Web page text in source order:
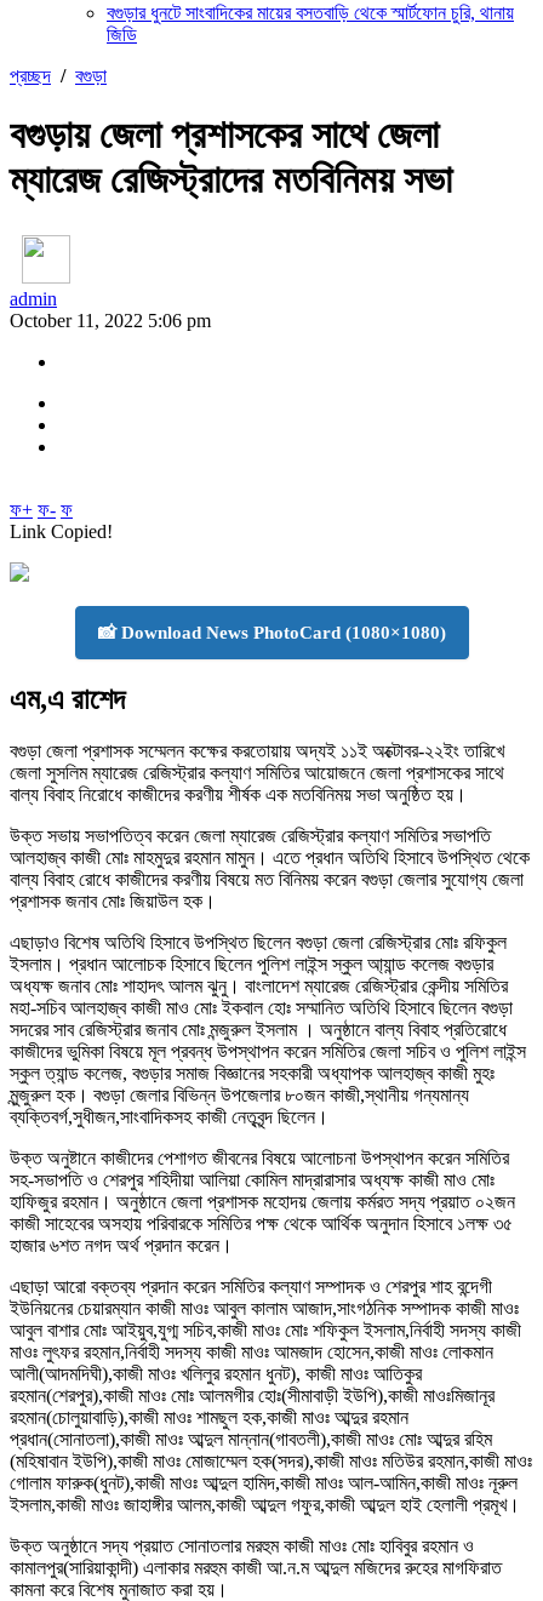
বগুড়ার ধুনটে সাংবাদিকের মায়ের বসতবাড়ি থেকে স্মার্টফোন চুরি, থানায়
জিডি
প্রচ্ছদ / বগুড়া
বগুড়ায় জেলা প্রশাসকের সাথে জেলা
ম্যারেজ রেজিস্ট্রাদের মতবিনিময় সভা
admin
October 11, 2022 5:06 pm
ফ+ ফ- ফ
Link Copied!
📸 Download News PhotoCard (1080×1080)
এম,এ রাশেদ
বগুড়া জেলা প্রশাসক সম্মেলন কক্ষের করতোয়ায় অদ্যই ১১ই অক্টোবর-২২ইং তারিখে
জেলা সুসলিম ম্যারেজ রেজিস্ট্রার কল্যাণ সমিতির আয়োজনে জেলা প্রশাসকের সাথে
বাল্য বিবাহ নিরোধে কাজীদের করণীয় শীর্ষক এক মতবিনিময় সভা অনুষ্ঠিত হয়।
উক্ত সভায় সভাপতিত্ব করেন জেলা ম্যারেজ রেজিস্ট্রার কল্যাণ সমিতির সভাপতি
আলহাজ্ব কাজী মোঃ মাহমুদুর রহমান মামুন। এতে প্রধান অতিথি হিসাবে উপস্থিত থেকে
বাল্য বিবাহ রোধে কাজীদের করণীয় বিষয়ে মত বিনিময় করেন বগুড়া জেলার সুযোগ্য জেলা
প্রশাসক জনাব মোঃ জিয়াউল হক।
এছাড়াও বিশেষ অতিথি হিসাবে উপস্থিত ছিলেন বগুড়া জেলা রেজিস্ট্রার মোঃ রফিকুল
ইসলাম। প্রধান আলোচক হিসাবে ছিলেন পুলিশ লাইন্স স্কুল আ্যান্ড কলেজ বগুড়ার
অধ্যক্ষ জনাব মোঃ শাহাদৎ আলম ঝুনু। বাংলাদেশ ম্যারেজ রেজিস্ট্রার কেন্দীয় সমিতির
মহা-সচিব আলহাজ্ব কাজী মাও মোঃ ইকবাল হোঃ সম্মানিত অতিথি হিসাবে ছিলেন বগুড়া
সদরের সাব রেজিস্ট্রার জনাব মোঃ মন্জুরুল ইসলাম । অনুষ্ঠানে বাল্য বিবাহ প্রতিরোধে
কাজীদের ভুমিকা বিষয়ে মূল প্রবন্ধ উপস্থাপন করেন সমিতির জেলা সচিব ও পুলিশ লাইন্স
স্কুল ত্যান্ড কলেজ, বগুড়ার সমাজ বিজ্ঞানের সহকারী অধ্যাপক আলহাজ্ব কাজী মুহঃ
মুন্জুরুল হক। বগুড়া জেলার বিভিন্ন উপজেলার ৮০জন কাজী,স্থানীয় গন্যমান্য
ব্যক্তিবর্গ,সুধীজন,সাংবাদিকসহ কাজী নেতৃবৃন্দ ছিলেন।
উক্ত অনুষ্টানে কাজীদের পেশাগত জীবনের বিষয়ে আলোচনা উপস্থাপন করেন সমিতির
সহ-সভাপতি ও শেরপুর শহিদীয়া আলিয়া কোমিল মাদ্রারাসার অধ্যক্ষ কাজী মাও মোঃ
হাফিজুর রহমান। অনুষ্ঠানে জেলা প্রশাসক মহোদয় জেলায় কর্মরত সদ্য প্রয়াত ০২জন
কাজী সাহেবের অসহায় পরিবারকে সমিতির পক্ষ থেকে আর্থিক অনুদান হিসাবে ১লক্ষ ৩৫
হাজার ৬শত নগদ অর্থ প্রদান করেন।
এছাড়া আরো বক্তব্য প্রদান করেন সমিতির কল্যাণ সম্পাদক ও শেরপুর শাহ বন্দেগী
ইউনিয়নের চেয়ারম্যান কাজী মাওঃ আবুল কালাম আজাদ,সাংগঠনিক সম্পাদক কাজী মাওঃ
আবুল বাশার মোঃ আইয়ুব,যুগ্ম সচিব,কাজী মাওঃ মোঃ শফিকুল ইসলাম,নির্বাহী সদস্য কাজী
মাওঃ লুৎফর রহমান,নির্বাহী সদস্য কাজী মাওঃ আমজাদ হোসেন,কাজী মাওঃ লোকমান
আলী(আদমদিঘী),কাজী মাওঃ খলিলুর রহমান ধুনট), কাজী মাওঃ আতিকুর
রহমান(শেরপুর),কাজী মাওঃ মোঃ আলমগীর হোঃ(সীমাবাড়ী ইউপি),কাজী মাওঃমিজানূর
রহমান(চোলুয়াবাড়ি),কাজী মাওঃ শামছুল হক,কাজী মাওঃ আব্দুর রহমান
প্রধান(সোনাতলা),কাজী মাওঃ আব্দুল মান্নান(গাবতলী),কাজী মাওঃ মোঃ আব্দুর রহিম
(মহিষাবান ইউপি),কাজী মাওঃ মোজাম্মেল হক(সদর),কাজী মাওঃ মতিউর রহমান,কাজী মাওঃ
গোলাম ফারুক(ধুনট),কাজী মাওঃ আব্দুল হামিদ,কাজী মাওঃ আল-আমিন,কাজী মাওঃ নূরুল
ইসলাম,কাজী মাওঃ জাহাঙ্গীর আলম,কাজী আব্দুল গফুর,কাজী আব্দুল হাই হেলালী প্রমূখ।
উক্ত অনুষ্ঠানে সদ্য প্রয়াত সোনাতলার মরহুম কাজী মাওঃ মোঃ হাবিবুর রহমান ও
কামালপুর(সারিয়াকান্দী) এলাকার মরহুম কাজী আ.ন.ম আব্দুল মজিদের রুহের মাগফিরাত
কামনা করে বিশেষ মুনাজাত করা হয়।